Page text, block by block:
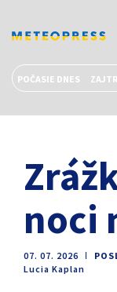
POČASIE DNES
noci
07. 07. 2026 ǀ
Lucia Kaplan